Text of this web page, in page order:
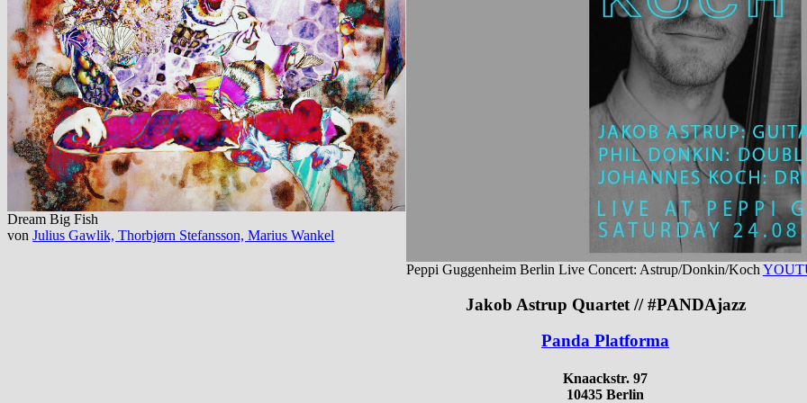
Dream Big Fish
vonJulius Gawlik, Thorbjørn Stefansson, Marius Wankel
Peppi Guggenheim Berlin Live Concert: Astrup/Donkin/Koch
Jakob Astrup Quartet// #PANDAjazz
Panda Platforma
Knaackstr. 97
10435 Berlin